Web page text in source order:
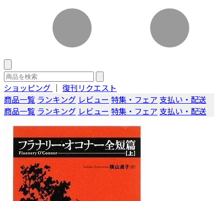
ショッピング ｜ 復刊リクエスト
商品一覧 ランキング レビュー 特集・フェア 支払い・配送
商品一覧 ランキング レビュー 特集・フェア 支払い・配送